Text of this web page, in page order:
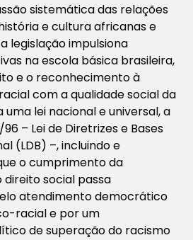
sistemática das relações
e cultura africanas e
legislação impulsiona
na escola básica brasileira,
e o reconhecimento à
com a qualidade social da
uma lei nacional e universal, a
– Lei de Diretrizes e Bases
(LDB) –, incluindo e
o cumprimento da
social passa
atendimento democrático
racial e por um
de superação do racismo